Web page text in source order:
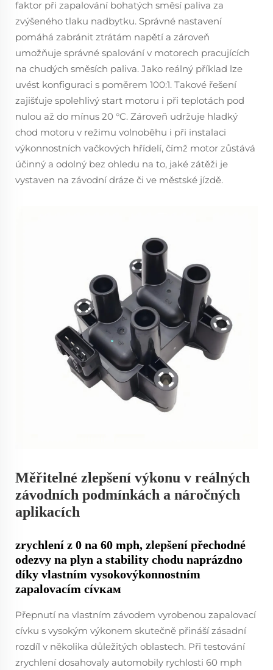
faktor při zapalování bohatých směsí paliva za
zvýšeného tlaku nadbytku. Správné nastavení
pomáhá zabránit ztrátám napětí a zároveň
umožňuje správné spalování v motorech pracujících
na chudých směsích paliva. Jako reálný příklad lze
uvést konfiguraci s poměrem 100:1. Takové řešení
zajišťuje spolehlivý start motoru i při teplotách pod
nulou až do mínus 20 °C. Zároveň udržuje hladký
chod motoru v režimu volnoběhu i při instalaci
výkonnostních vačkových hřídelí, čímž motor zůstává
účinný a odolný bez ohledu na to, jaké zátěži je
vystaven na závodní dráze či ve městské jízdě.
Měřitelné zlepšení výkonu v reálných
závodních podmínkách a náročných
aplikacích
zrychlení z 0 na 60 mph, zlepšení přechodné
odezvy na plyn a stability chodu naprázdno
díky vlastním vysokovýkonnostním
zapalovacím cívкам
Přepnutí na vlastním závodem vyrobenou zapalovací
cívku s vysokým výkonem skutečně přináší zásadní
rozdíl v několika důležitých oblastech. Při testování
zrychlení dosahovaly automobily rychlosti 60 mph